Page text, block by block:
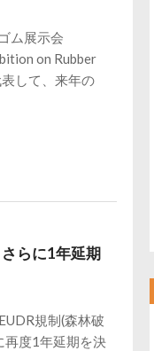
ム展示会
on Rubber
して、来年の
らに1年延期
規制(森林破
度1年延期を決